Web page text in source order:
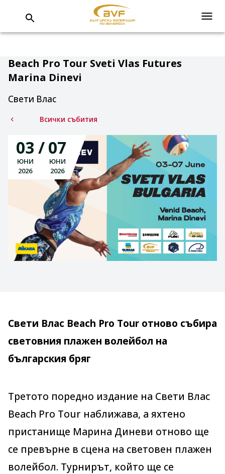
Beach Pro Tour Sveti Vlas Futures
Marina Dinevi
Свети Влас
Всички събития
03
ЮНИ
2026
07
ЮНИ
2026
Свети Влас Beach Pro Tour отново събира
световния плажен волейбол на
българския бряг
Третото поредно издание на Свети Влас
Beach Pro Tour наближава, а яхтено
пристанище Марина Диневи отново ще
се превърне в сцена на световен плажен
волейбол. Турнирът, който ще се